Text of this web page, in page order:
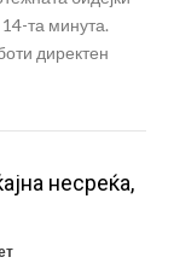
та минута.
директен
несреќа,